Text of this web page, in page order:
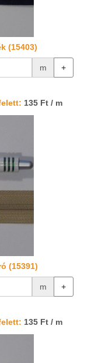
(15403)
m +
135 Ft / m
(15391)
m +
135 Ft / m